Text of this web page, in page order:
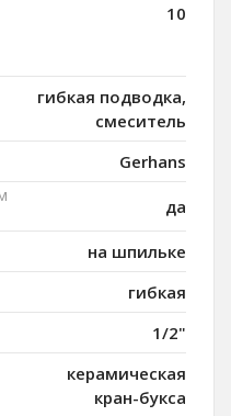
10
гибкая подводка,
смеситель
Gerhans
да
на шпильке
гибкая
1/2"
керамическая
кран-букса